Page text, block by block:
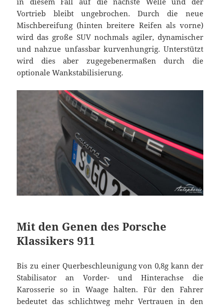
Vortrieb bleibt ungebrochen. Durch die neue
Mischbereifung (hinten breitere Reifen als vorne)
wird das große SUV nochmals agiler, dynamischer
und nahzue unfassbar kurvenhungrig. Unterstützt
wird dies aber zugegebenermaßen durch die
optionale Wankstabilisierung.
Mit den Genen des Porsche
Klassikers 911
Bis zu einer Querbeschleunigung von 0,8g kann der
Stabilisator an Vorder- und Hinterachse die
Karosserie so in Waage halten. Für den Fahrer
bedeutet das schlichtweg mehr Vertrauen in den